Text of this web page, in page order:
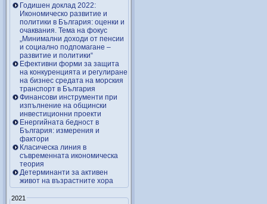
Годишен доклад 2022:
Икономическо развитие и
политики в България: оценки и
очаквания. Тема на фокус
„Минимални доходи от пенсии
и социално подпомагане –
развитие и политики“
Ефективни форми за защита
на конкуренцията и регулиране
на бизнес средата на морския
транспорт в България
Финансови инструменти при
изпълнение на общински
инвестиционни проекти
Енергийната бедност в
България: измерения и
фактори
Класическа линия в
съвременната икономическа
теория
Детерминанти за активен
живот на възрастните хора
2021